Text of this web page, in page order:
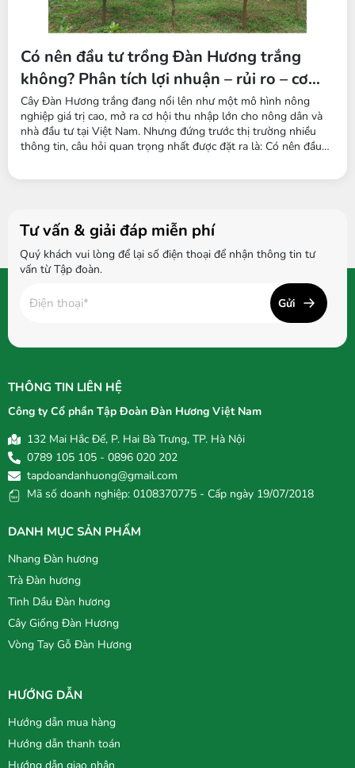
Có nên đầu tư trồng Đàn Hương trắng
không? Phân tích lợi nhuận – rủi ro – cơ
hội cho nhà đầu tư 2025
Cây Đàn Hương trắng đang nổi lên như một mô hình nông
nghiệp giá trị cao, mở ra cơ hội thu nhập lớn cho nông dân và
nhà đầu tư tại Việt Nam. Nhưng đứng trước thị trường nhiều
thông tin, câu hỏi quan trọng nhất được đặt ra là: Có nên đầu
hạn đòi hỏi sự cân nhắc kỹ lưỡng về hiệu quả kinh tế, thời gian
Tư vấn & giải đáp miễn phí
Quý khách vui lòng để lại số điện thoại để nhận thông tin tư
vấn từ Tập đoàn.
Gửi
THÔNG TIN LIÊN HỆ
Công ty Cổ phần Tập Đoàn Đàn Hương Việt Nam
132 Mai Hắc Đế, P. Hai Bà Trưng, TP. Hà Nội
0789 105 105 - 0896 020 202
tapdoandanhuong@gmail.com
Mã số doanh nghiệp: 0108370775 - Cấp ngày 19/07/2018
DANH MỤC SẢN PHẨM
Nhang Đàn hương
Trà Đàn hương
Tinh Dầu Đàn hương
Cây Giống Đàn Hương
Vòng Tay Gỗ Đàn Hương
HƯỚNG DẪN
Hướng dẫn mua hàng
Hướng dẫn thanh toán